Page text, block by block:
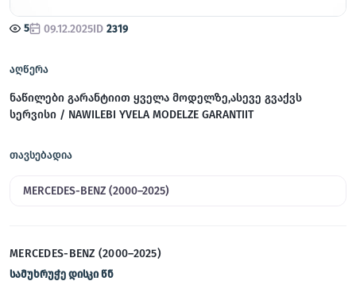
5 09.12.2025ID 2319
აღწერა
ნაწილები გარანტიით ყველა მოდელზე,ასევე გვაქვს
სერვისი / NAWILEBI YVELA MODELZE GARANTIIT
თავსებადია
MERCEDES-BENZ (2000–2025)
MERCEDES-BENZ (2000–2025)
სამუხრუჭე დისკი წნ